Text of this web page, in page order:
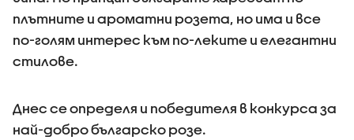
плътните и ароматни розета, но има и все
по-голям интерес към по-леките и елегантни
стилове.
Днес се определя и победителя в конкурса за
най-добро българско розе.